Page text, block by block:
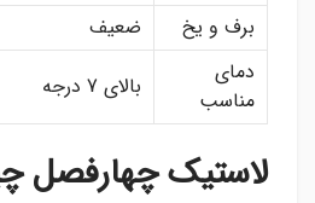
برف و یخ
ضعیف
دمای
مناسب
بالای 7 درجه
لاستیک چهارفصل